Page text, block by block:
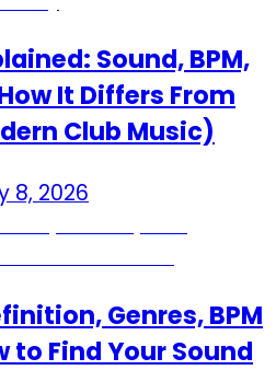
Sound, BPM,
It Differs From
Club Music)
8, 2026
Genres, BPM
to Find Your Sound